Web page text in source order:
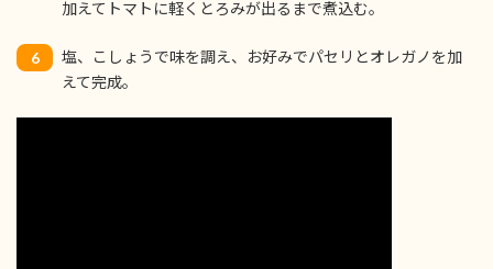
加えてトマトに軽くとろみが出るまで煮込む。
6
塩、こしょうで味を調え、お好みでパセリとオレガノを加
えて完成。